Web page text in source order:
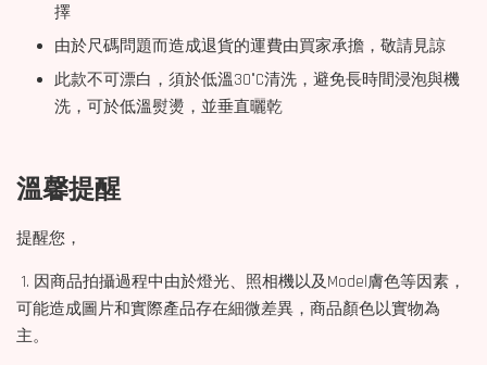
擇
由於尺碼問題而造成退貨的運費由買家承擔，敬請見諒
此款不可漂白，須於低溫30°C清洗，避免長時間浸泡與機
洗，可於低溫熨燙，並垂直曬乾
溫馨提醒
提醒您，
1. 因商品拍攝過程中由於燈光、照相機以及Model膚色等因素，
可能造成圖片和實際產品存在細微差異，商品顏色以實物為
主。